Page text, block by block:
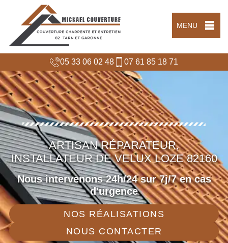
MENU
05 33 06 02 48 07 61 85 18 71
ARTISAN RÉPARATEUR,
INSTALLATEUR DE VELUX LOZE 82160
Nous intervenons 24h/24 sur 7j/7 en cas
d'urgence
NOS RÉALISATIONS
NOUS CONTACTER